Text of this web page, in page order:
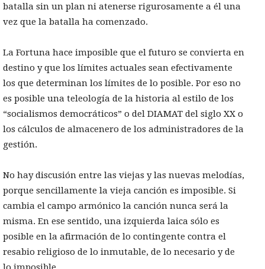
batalla sin un plan ni atenerse rigurosamente a él una
vez que la batalla ha comenzado.
La Fortuna hace imposible que el futuro se convierta en
destino y que los límites actuales sean efectivamente
los que determinan los límites de lo posible. Por eso no
es posible una teleología de la historia al estilo de los
“socialismos democráticos” o del DIAMAT del siglo XX o
los cálculos de almacenero de los administradores de la
gestión.
No hay discusión entre las viejas y las nuevas melodías,
porque sencillamente la vieja canción es imposible. Si
cambia el campo armónico la canción nunca será la
misma. En ese sentido, una izquierda laica sólo es
posible en la afirmación de lo contingente contra el
resabio religioso de lo inmutable, de lo necesario y de